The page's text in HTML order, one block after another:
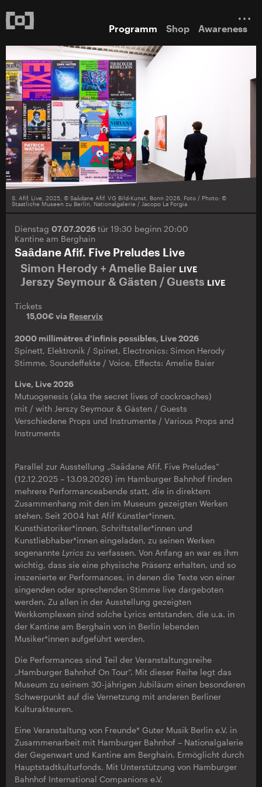
Programm Shop Awareness
S. Afif, Live, 2025, © Saȃdane Afif. VG Bild-Kunst, Bonn 2026. Foto / Photo: ©
Staatliche Museen zu Berlin, Nationalgalerie / Jacopo La Forgia
Dienstag 07.07.2026tür 19:30 beginn 20:00
Kantine am Berghain
Saȃdane Afif. Five Preludes Live
Simon Herody + Amelie Baier LIVE
Jerszy Seymour & Gästen / Guests LIVE
Tickets
15,00€ via Reservix
2000 millimètres d’infinis possibles, Live 2026
Spinett, Elektronik / Spinet, Electronics: Simon Herody
Stimme, Soundeffekte / Voice, Effects: Amelie Baier
Live, Live 2026
Mutuogenesis (aka the secret lives of cockroaches)
mit / with Jerszy Seymour & Gästen / Guests
Verschiedene Props und Instrumente / Various Props and
Instruments
Parallel zur Ausstellung „Saâdane Afif. Five Preludes“
(12.12.2025 – 13.09.2026) im Hamburger Bahnhof finden
mehrere Performanceabende statt, die in direktem
Zusammenhang mit den im Museum gezeigten Werken
stehen. Seit 2004 hat Afif Künstler*innen,
Kunsthistoriker*innen, Schriftsteller*innen und
Kunstliebhaber*innen eingeladen, zu seinen Werken
sogenannte Lyrics zu verfassen. Von Anfang an war es ihm
wichtig, dass sie eine physische Präsenz erhalten, und so
inszenierte er Performances, in denen die Texte von einer
singenden oder sprechenden Stimme live dargeboten
werden. Zu allen in der Ausstellung gezeigten
Werkkomplexen sind solche Lyrics entstanden, die u.a. in
der Kantine am Berghain von in Berlin lebenden
Musiker*innen aufgeführt werden.
Die Performances sind Teil der Veranstaltungsreihe
„Hamburger Bahnhof On Tour“. Mit dieser Reihe legt das
Museum zu seinem 30-jährigen Jubiläum einen besonderen
Schwerpunkt auf die Vernetzung mit anderen Berliner
Kulturakteuren.
Eine Veranstaltung von Freunde* Guter Musik Berlin e.V. in
Zusammenarbeit mit Hamburger Bahnhof – Nationalgalerie
der Gegenwart und Kantine am Berghain. Ermöglicht durch
Hauptstadtkulturfonds. Mit Unterstützung von Hamburger
Bahnhof International Companions e.V.